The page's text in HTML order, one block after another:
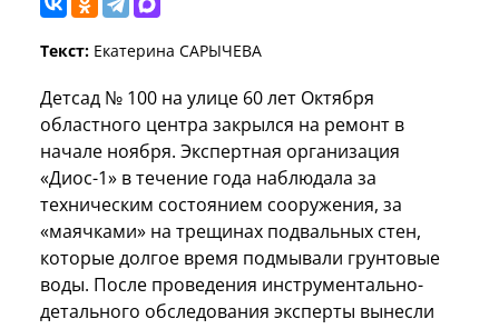
Текст: Екатерина САРЫЧЕВА
Детсад № 100 на улице 60 лет Октября
областного центра закрылся на ремонт в
начале ноября. Экспертная организация
«Диос-1» в течение года наблюдала за
техническим состоянием сооружения, за
«маячками» на трещинах подвальных стен,
которые долгое время подмывали грунтовые
воды. После проведения инструментально-
детального обследования эксперты вынесли